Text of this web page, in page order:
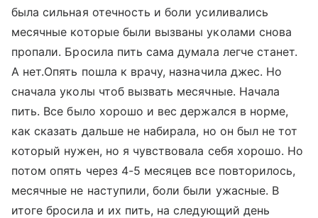
была сильная отечность и боли усиливались
месячные которые были вызваны уколами снова
пропали. Бросила пить сама думала легче станет.
А нет.Опять пошла к врачу, назначила джес. Но
сначала уколы чтоб вызвать месячные. Начала
пить. Все было хорошо и вес держался в норме,
как сказать дальше не набирала, но он был не тот
который нужен, но я чувствовала себя хорошо. Но
потом опять через 4-5 месяцев все повторилось,
месячные не наступили, боли были ужасные. В
итоге бросила и их пить, на следующий день